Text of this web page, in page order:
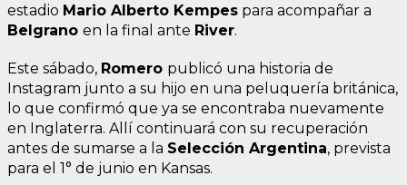
estadio Mario Alberto Kempes para acompañar a
Belgrano en la final ante River.
Este sábado, Romero publicó una historia de
Instagram junto a su hijo en una peluquería británica,
lo que confirmó que ya se encontraba nuevamente
en Inglaterra. Allí continuará con su recuperación
antes de sumarse a la Selección Argentina, prevista
para el 1° de junio en Kansas.